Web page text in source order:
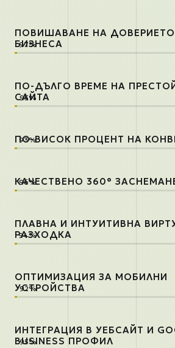
ПОВИШАВАНЕ НА
БИЗНЕСА
ПО-ДЪЛГО ВРЕМЕ НА
САЙТА
ПО-ВИСОК ПРОЦЕНТ НА
КАЧЕСТВЕНО 360°
ПЛАВНА И ИНТУИТИВНА
РАЗХОДКА
ОПТИМИЗАЦИЯ ЗА МОБИЛНИ
УСТРОЙСТВА
ИНТЕГРАЦИЯ В УЕБСАЙТ И
BUSINESS ПРОФИЛ